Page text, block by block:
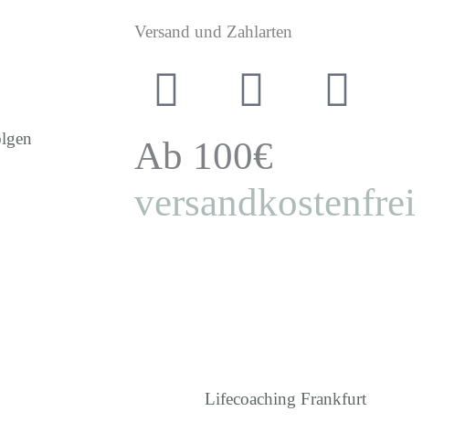
Versand und Zahlarten
Ab 100€
versandkostenfrei
Lifecoaching Frankfurt